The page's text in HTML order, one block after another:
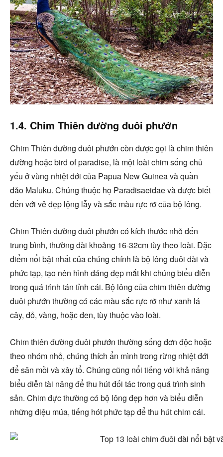
1.4. Chim Thiên đường đuôi phướn
Chim Thiên đường đuôi phướn còn được gọi là chim thiên
đường hoặc bird of paradise, là một loài chim sống chủ
yếu ở vùng nhiệt đới của Papua New Guinea và quần
đảo Maluku. Chúng thuộc họ Paradisaeidae và được biết
đến với vẻ đẹp lộng lẫy và sắc màu rực rỡ của bộ lông.
Chim Thiên đường đuôi phướn có kích thước nhỏ đến
trung bình, thường dài khoảng 16-32cm tùy theo loài. Đặc
điểm nổi bật nhất của chúng chính là bộ lông đuôi dài và
phức tạp, tạo nên hình dáng đẹp mắt khi chúng biểu diễn
trong quá trình tán tỉnh cái. Bộ lông của chim thiên đường
đuôi phướn thường có các màu sắc rực rỡ như xanh lá
cây, đỏ, vàng, hoặc đen, tùy thuộc vào loài.
Chim thiên đường đuôi phướn thường sống đơn độc hoặc
theo nhóm nhỏ, chúng thích ẩn mình trong rừng nhiệt đới
để săn mồi và xây tổ. Chúng cũng nổi tiếng với khả năng
biểu diễn tài năng để thu hút đối tác trong quá trình sinh
sản. Chim đực thường có bộ lông đẹp hơn và biểu diễn
những điệu múa, tiếng hót phức tạp để thu hút chim cái.